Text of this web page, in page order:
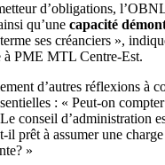
d’obligations,
qu’une capacité
ses créanciers »,
à PME MTL Centre-Est.
d’autres réflexions à
: « Peut-on
conseil d’administration
il prêt à assumer une
»